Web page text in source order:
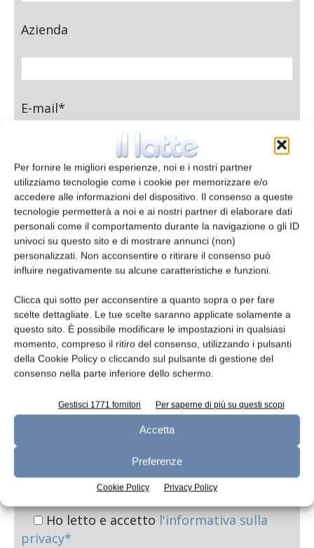
Per fornire le migliori esperienze, noi e i nostri partner
utilizziamo tecnologie come i cookie per memorizzare e/o
accedere alle informazioni del dispositivo. Il consenso a queste
tecnologie permetterà a noi e ai nostri partner di elaborare dati
personali come il comportamento durante la navigazione o gli ID
univoci su questo sito e di mostrare annunci (non)
personalizzati. Non acconsentire o ritirare il consenso può
influire negativamente su alcune caratteristiche e funzioni.
Clicca qui sotto per acconsentire a quanto sopra o per fare
scelte dettagliate. Le tue scelte saranno applicate solamente a
questo sito. È possibile modificare le impostazioni in qualsiasi
momento, compreso il ritiro del consenso, utilizzando i pulsanti
della Cookie Policy o cliccando sul pulsante di gestione del
consenso nella parte inferiore dello schermo.
Gestisci 1771 fornitori Per saperne di più su questi scopi
Accetta
Preferenze
Cookie Policy Privacy Policy
Azienda
E-mail*
Telefono
Oggetto
Messaggio
Ho letto e accetto l'informativa sulla
privacy*